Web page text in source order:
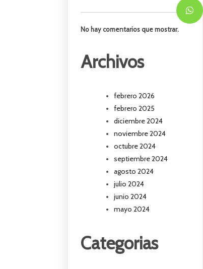
No hay comentarios que mostrar.
Archivos
febrero 2026
febrero 2025
diciembre 2024
noviembre 2024
octubre 2024
septiembre 2024
agosto 2024
julio 2024
junio 2024
mayo 2024
Categorias